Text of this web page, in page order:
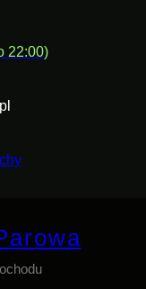
22:00)